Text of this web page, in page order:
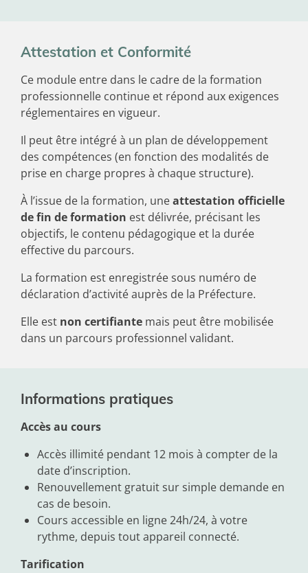
Attestation et Conformité
Ce module entre dans le cadre de la formation
professionnelle continue et répond aux exigences
réglementaires en vigueur.
Il peut être intégré à un plan de développement
des compétences (en fonction des modalités de
prise en charge propres à chaque structure).
À l’issue de la formation, uneattestation officielle
de fin de formation est délivrée, précisant les
objectifs, le contenu pédagogique et la durée
effective du parcours.
La formation est enregistrée sous numéro de
déclaration d’activité auprès de la Préfecture.
Elle est non certifiante mais peut être mobilisée
dans un parcours professionnel validant.
Informations pratiques
Accès au cours
Accès illimité pendant 12 mois à compter de la
date d’inscription.
Renouvellement gratuit sur simple demande en
cas de besoin.
Cours accessible en ligne 24h/24, à votre
rythme, depuis tout appareil connecté.
Tarification